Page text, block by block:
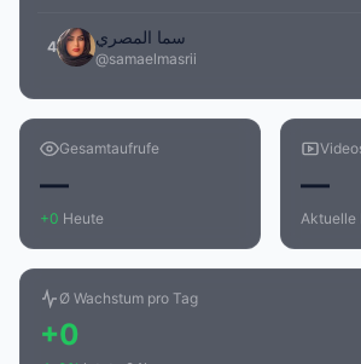
4 سما المصري
@samaelmasrii
Gesamtaufrufe
—
+0 Heute
—
Aktuelle
Ø Wachstum pro Tag
+0